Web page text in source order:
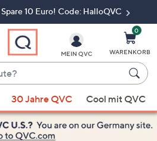
10 Euro! Code: HalloQVC
MEIN QVC
0
WARENKORB
30 Jahre QVC Cool mit QVC